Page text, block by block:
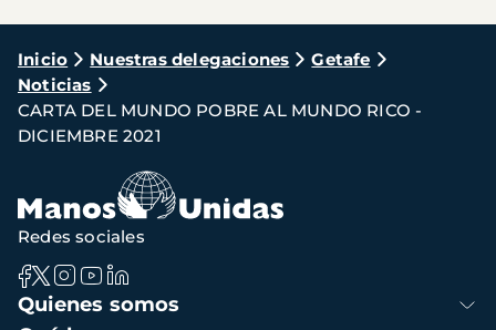
Ruta
de
navegación
Inicio Nuestras delegaciones
Getafe
Noticias
CARTA DEL MUNDO POBRE AL MUNDO RICO -
DICIEMBRE 2021
Navegación
principal
Quienes somos
Redes sociales